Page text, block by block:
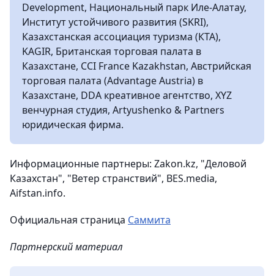
Development, Национальный парк Иле-Алатау,
Институт устойчивого развития (SKRI),
Казахстанская ассоциация туризма (КТА),
KAGIR, Британская торговая палата в
Казахстане, CCI France Kazakhstan, Австрийская
торговая палата (Advantage Austria) в
Казахстане, DDA креативное агентство, XYZ
венчурная студия, Artyushenko & Partners
юридическая фирма.
Информационные партнеры: Zakon.kz, "Деловой
Казахстан", "Ветер странствий", BES.media,
Aifstan.info.
Официальная страница Саммита
Партнерский материал